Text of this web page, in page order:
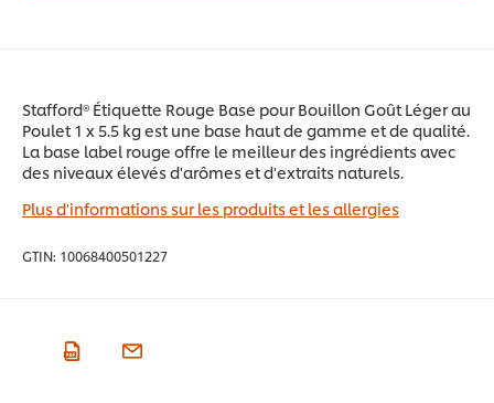
Stafford® Étiquette Rouge Base pour Bouillon Goût Léger au
Poulet 1 x 5.5 kg est une base haut de gamme et de qualité.
La base label rouge offre le meilleur des ingrédients avec
des niveaux élevés d'arômes et d'extraits naturels.
Plus d'informations sur les produits et les allergies
GTIN: 10068400501227